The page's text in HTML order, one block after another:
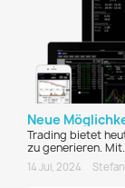
Neue
Trading bietet
zu generieren.
14 Jul, 2024